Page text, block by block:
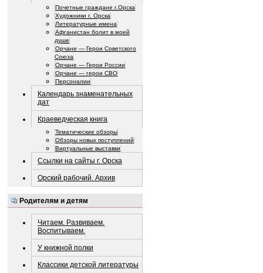
Почетные граждане г.Орска
Художники г. Орска
Литературные имена
Афганистан болит в моей
душе
Орчане — Герои Советского
Союза
Орчане — Герои России
Орчане — герои СВО
Персоналии
Календарь знаменательных
дат
Краеведческая книга
Тематические обзоры
Обзоры новых поступлений
Виртуальные выставки
Ссылки на сайты г. Орска
Орский рабочий. Архив
Родителям и детям
Читаем. Развиваем.
Воспитываем.
У книжной полки
Классики детской литературы